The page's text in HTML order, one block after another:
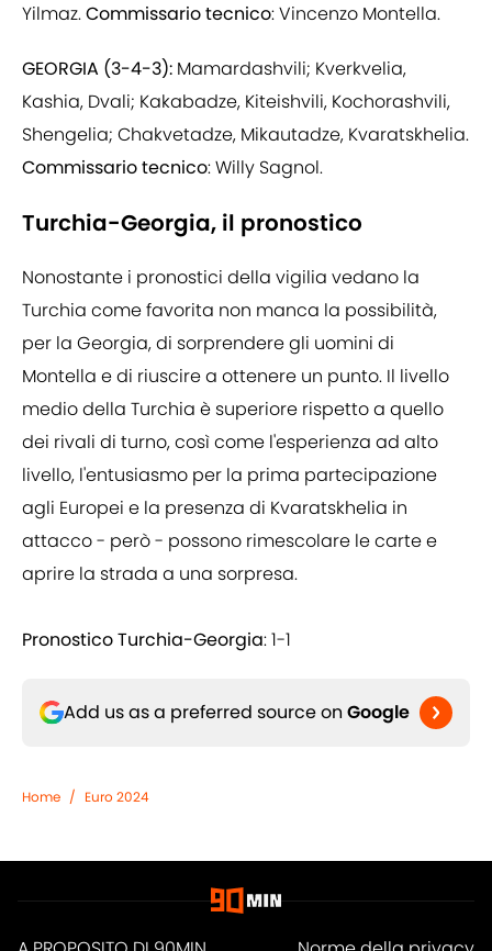
Yilmaz.Commissario tecnico: Vincenzo Montella.
GEORGIA (3-4-3): Mamardashvili; Kverkvelia,
Kashia, Dvali; Kakabadze, Kiteishvili, Kochorashvili,
Shengelia; Chakvetadze, Mikautadze, Kvaratskhelia.
Commissario tecnico: Willy Sagnol.
Turchia-Georgia, il pronostico
Nonostante i pronostici della vigilia vedano la
Turchia come favorita non manca la possibilità,
per la Georgia, di sorprendere gli uomini di
Montella e di riuscire a ottenere un punto. Il livello
medio della Turchia è superiore rispetto a quello
dei rivali di turno, così come l'esperienza ad alto
livello, l'entusiasmo per la prima partecipazione
agli Europei e la presenza di Kvaratskhelia in
attacco - però - possono rimescolare le carte e
aprire la strada a una sorpresa.
Pronostico Turchia-Georgia: 1-1
Add us as a preferred source on Google
Home / Euro 2024